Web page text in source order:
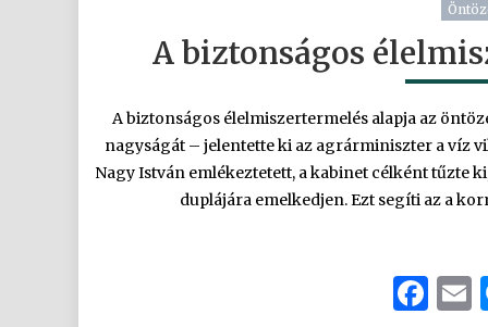
A biztonságos
A biztonságos élelmiszertermelés alapja az
nagyságát – jelentette ki az agrárminiszter a víz
Nagy István emlékeztetett, a kabinet célként tűzte
duplájára emelkedjen. Ezt segíti az a